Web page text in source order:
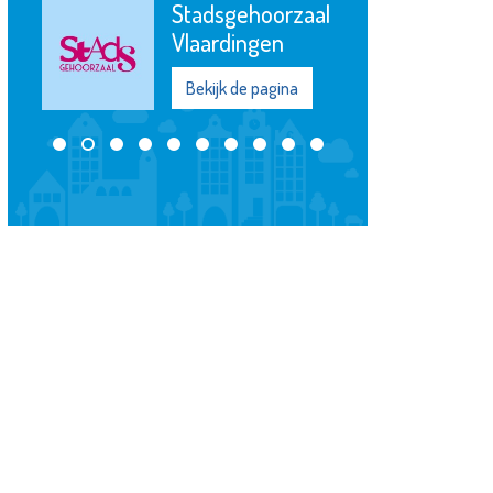
Adri Stam
Juwelier
Bekijk de pagina